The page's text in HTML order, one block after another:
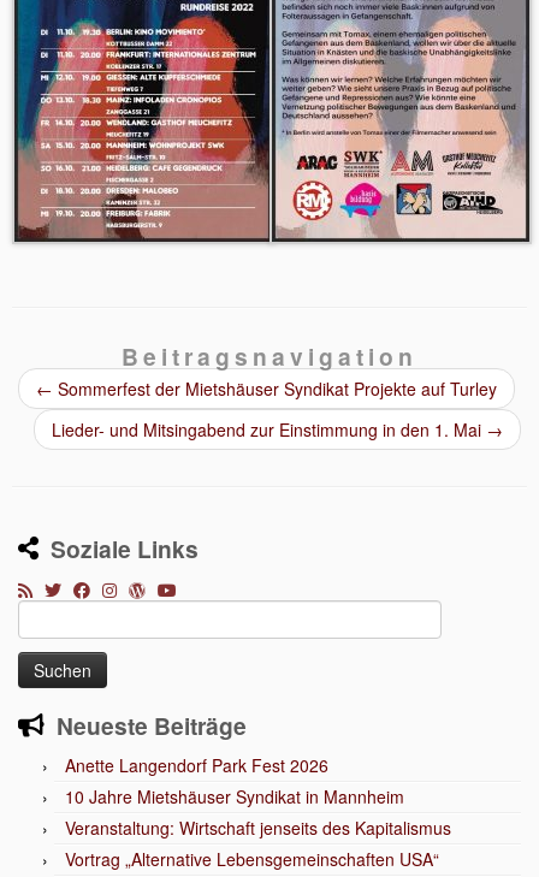
Beitragsnavigation
← Sommerfest der Mietshäuser Syndikat Projekte auf Turley
Lieder- und Mitsingabend zur Einstimmung in den 1. Mai →
Soziale Links
nach:
Neueste Beiträge
Anette Langendorf Park Fest 2026
10 Jahre Mietshäuser Syndikat in Mannheim
Veranstaltung: Wirtschaft jenseits des Kapitalismus
Vortrag „Alternative Lebensgemeinschaften USA“